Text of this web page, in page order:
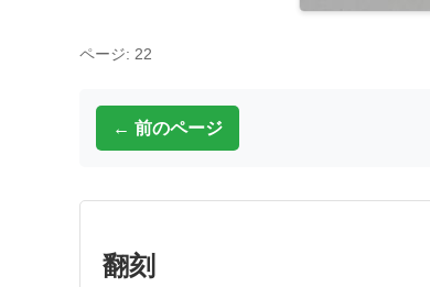
ページ: 22
← 前のページ
翻刻